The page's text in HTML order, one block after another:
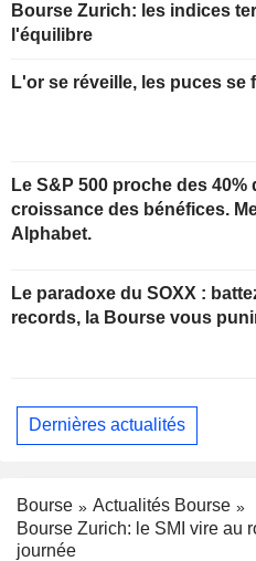
Bourse Zurich: les indices
l'équilibre
L'or se réveille, les puces se
Le S&P 500 proche des 40%
croissance des bénéfices.
Alphabet.
Le paradoxe du SOXX :
records, la Bourse vous
Dernières actualités
Bourse
Actualités Bourse
Bourse Zurich: le SMI vire au
journée